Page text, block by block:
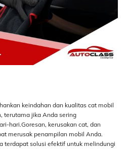
keindahan dan kualitas cat mobil
terutama jika Anda sering
hari.Goresan, kerusakan cat, dan
merusak penampilan mobil Anda.
terdapat solusi efektif untuk melindungi